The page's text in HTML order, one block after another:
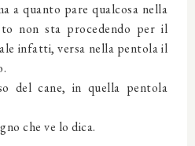
a quanto pare qualcosa nella
non sta procedendo per il
infatti, versa nella pentola il
del cane, in quella pentola
che ve lo dica.